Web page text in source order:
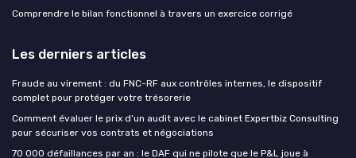
Comprendre le bilan fonctionnel à travers un exercice corrigé
Les derniers articles
Fraude au virement : du FNC-RF aux contrôles internes, le dispositif
complet pour protéger votre trésorerie
Comment évaluer le prix d’un audit avec le cabinet Expertbiz Consulting
pour sécuriser vos contrats et négociations
70 000 défaillances par an : le DAF qui ne pilote que le P&L joue à